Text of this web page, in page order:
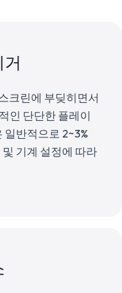
크린에 부딪히면서
인 단단한 플레이
일반적으로 2~3%
기계 설정에 따라